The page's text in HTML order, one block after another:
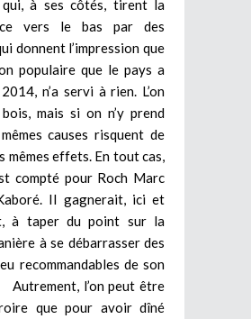
à ses côtés, tirent la
vers le bas par des
donnent l’impression que
populaire que le pays a
n’a servi à rien. L’on
mais si on n’y prend
causes risquent de
mêmes effets. En tout cas,
compté pour Roch Marc
Il gagnerait, ici et
à taper du point sur la
à se débarrasser des
recommandables de son
Autrement, l’on peut être
que pour avoir dîné